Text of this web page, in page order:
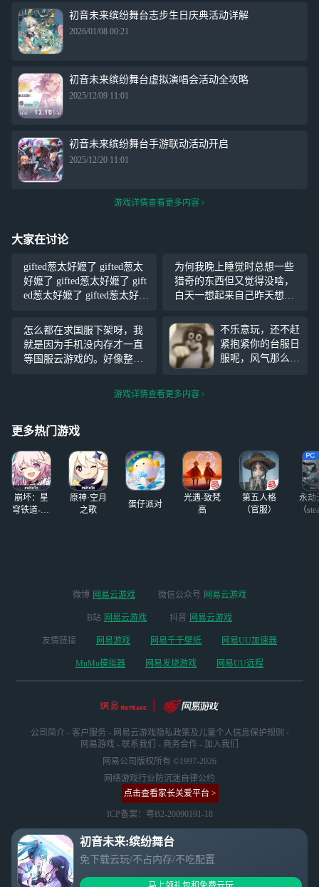
初音未来:缤纷舞台
免下载云玩/不占内存/不吃配置
初音未来缤纷舞台志步生日庆典活动详解
2026/01/08 00:21
初音未来缤纷舞台虚拟演唱会活动全攻略
2025/12/09 11:01
初音未来缤纷舞台手游联动活动开启
2025/12/20 11:01
游戏详情查看更多内容
大家在讨论
gifted葱太好嬷了 gifted葱太
好嬷了 gifted葱太好嬷了 gift
ed葱太好嬷了 gifted葱太好嬷
太好嬷了 gifted葱太好嬷了 gi
ft
为何我晚上睡觉时总想一些
猎奇的东西但又觉得没啥，
白天一想起来自己昨天想的
然后晚上接着想。 。
怎么都在求国服下架呀，我
就是因为手机没内存才一直
等国服云游戏的。好像整的
不乐意玩，还不赶
紧抱紧你的台服日
服呢，风气那么
游戏详情查看更多内容
更多热门游戏
崩坏：星
穹铁道-4.4
原神·空月
之歌
蛋仔派对
光遇-致梵
高
第五人格
（官服）
永劫
（
微博 网易云游戏 微信公众号 网易云游戏
B站 网易云游戏 抖音 网易云游戏
友情链接 网易游戏 网易千千壁纸 网易UU加速器
MuMu模拟器 网易发烧游戏 网易UU远程
公司简介 - 客户服务 - 网易云游戏隐私政策及儿童个人信息保护规则 -
网易游戏 - 联系我们 - 商务合作 - 加入我们
网易公司版权所有 ©1997-2026
网络游戏行业防沉迷自律公约
点击查看家长关爱平台 >
ICP备案：粤B2-20090191-18